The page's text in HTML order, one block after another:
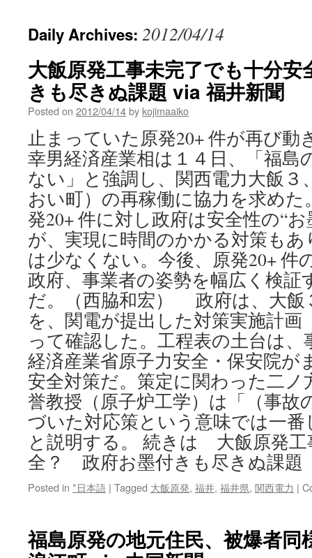
Daily Archives: 2012/04/14
大飯原発工事未完了でも十分
きも尽きぬ課題 via 福井新聞
Posted on 2012/04/14by kojimaaiko
止まっていた原発20+ 件が再び
幸男経済産業相は１４日、「福島
ない」と強調し、関西電力大飯３
おい町）の再稼働に協力を求め
発20+ 件に対し政府は安全性の“
が、実現に時間のかかる対策も
は少なくない。今後、原発20+ 件
政府、事業者の姿勢を幅広く検証
だ。（西脇和宏） 政府は、大飯
を、関電が提出した対策実施計画
って確認した。工程表の土台は
経済産業省原子力安全・保安院が
安全対策だ。策定に関わった二ノ
誉教授（原子炉工学）は「（事故
づいた対応策という意味では一
と説明する。 続きは 大飯原発工
全？ 政府お墨付きも尽きぬ課題
Posted in *日本語 | Tagged 大飯原発, 福井, 福井県, 関西電力 |
福島原発の地元住民、被爆者